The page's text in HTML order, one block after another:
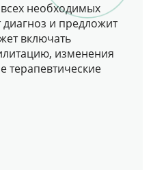
необходимых
диагноз и предложит
включать
изменения
терапевтические